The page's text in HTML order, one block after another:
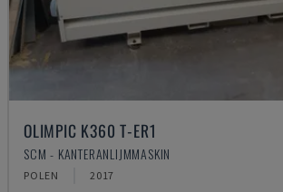
OLIMPIC K360 T-ER1
SCM - KANTERANLIJMMASKIN
POLEN 2017